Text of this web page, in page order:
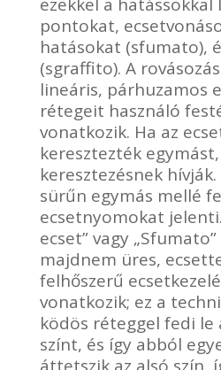
pontokat,
hatásokat (sfumato),
(sgraffito). A
lineáris, párhuzamos
rétegeit használó
vonatkozik. Ha az
keresztezték
keresztezésnek
sürűn egymás mellé
ecsetnyomokat
ecset” vagy
majdnem üres,
felhőszerű
vonatkozik; ez a
ködös réteggel fedi le
színt, és így abból